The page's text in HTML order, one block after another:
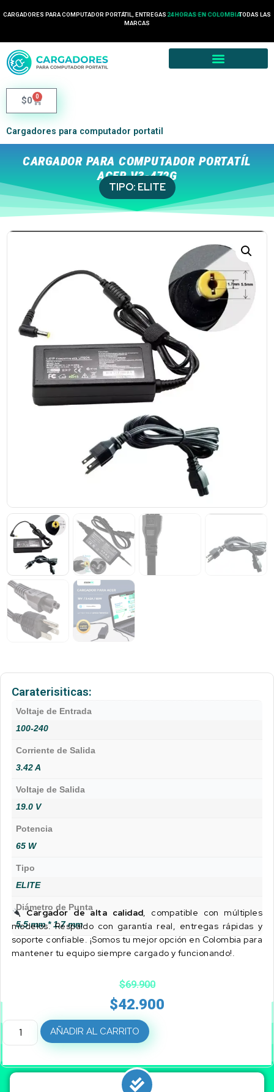
CARGADORES PARA COMPUTADOR PORTÁTIL, ENTREGAS 24 HORAS EN COLOMBIATODAS LAS
MARCAS
$0 0
Cargadores para computador portatil
CARGADOR PARA COMPUTADOR PORTATÍL
ACER V3-472G
TIPO: ELITE
Caraterisiticas:
Voltaje de Entrada
100-240
Corriente de Salida
3.42 A
Voltaje de Salida
19.0 V
Potencia
65 W
Tipo
ELITE
Diámetro de Punta
5.5 mm * 1.7 mm
Cargador de alta calidad, compatible con múltiples
modelos. Respaldo con garantía real, entregas rápidas y
soporte confiable. ¡Somos tu mejor opción en Colombia para
mantener tu equipo siempre cargado y funcionando!.
$69.900
$42.900
AÑADIR AL CARRITO